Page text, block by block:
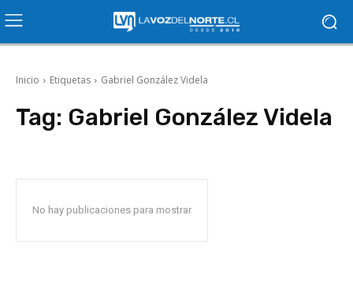
Inicio Etiquetas Gabriel González Videla
Tag: Gabriel González Videla
No hay publicaciones para mostrar